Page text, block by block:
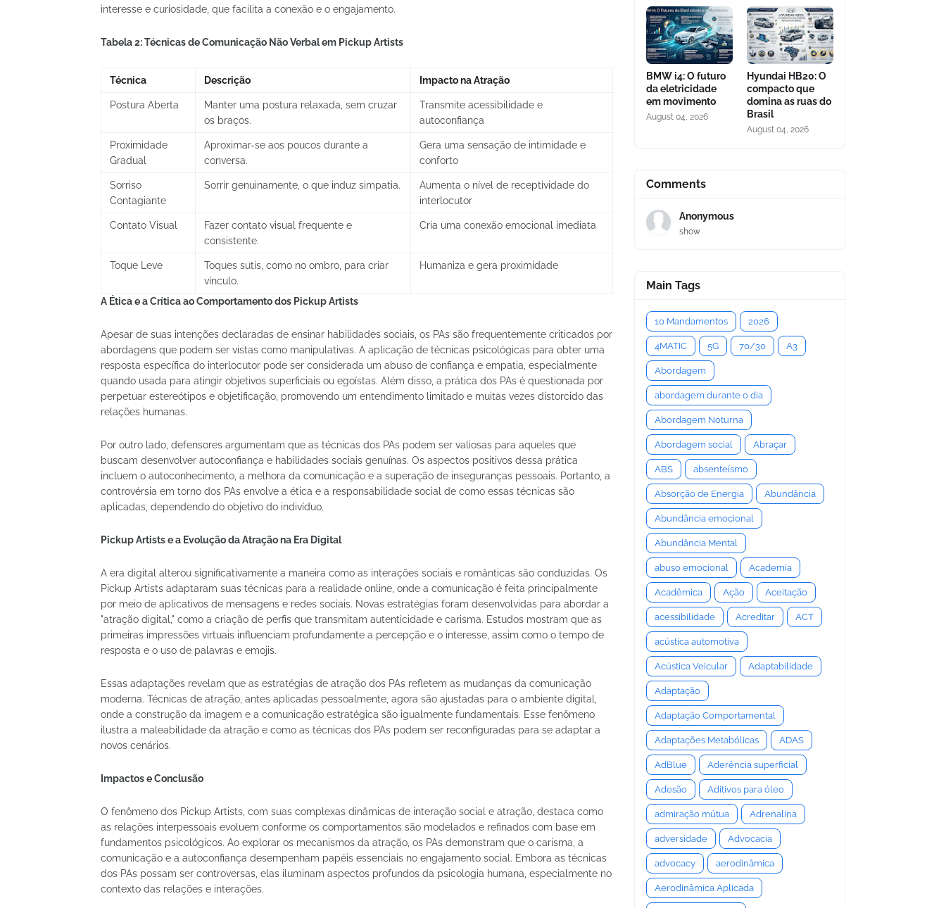
interesse e curiosidade, que facilita a conexão e o engajamento.
Tabela 2: Técnicas de Comunicação Não Verbal em Pickup Artists
Técnica Descrição Impacto na Atração
Postura Aberta
Manter uma postura relaxada, sem cruzar
os braços.
Transmite acessibilidade e
autoconfiança
Proximidade
Gradual
Aproximar-se aos poucos durante a
conversa.
Gera uma sensação de intimidade e
conforto
Sorriso
Contagiante
Sorrir genuinamente, o que induz simpatia.
Aumenta o nível de receptividade do
interlocutor
Contato Visual
Fazer contato visual frequente e
consistente.
Cria uma conexão emocional imediata
Toque Leve
Toques sutis, como no ombro, para criar
vínculo.
Humaniza e gera proximidade
A Ética e a Crítica ao Comportamento dos Pickup Artists
Apesar de suas intenções declaradas de ensinar habilidades sociais, os PAs são frequentemente criticados por
abordagens que podem ser vistas como manipulativas. A aplicação de técnicas psicológicas para obter uma
resposta específica do interlocutor pode ser considerada um abuso de confiança e empatia, especialmente
quando usada para atingir objetivos superficiais ou egoístas. Além disso, a prática dos PAs é questionada por
perpetuar estereótipos e objetificação, promovendo um entendimento limitado e muitas vezes distorcido das
relações humanas.
Por outro lado, defensores argumentam que as técnicas dos PAs podem ser valiosas para aqueles que
buscam desenvolver autoconfiança e habilidades sociais genuínas. Os aspectos positivos dessa prática
incluem o autoconhecimento, a melhora da comunicação e a superação de inseguranças pessoais. Portanto, a
controvérsia em torno dos PAs envolve a ética e a responsabilidade social de como essas técnicas são
aplicadas, dependendo do objetivo do indivíduo.
Pickup Artists e a Evolução da Atração na Era Digital
A era digital alterou significativamente a maneira como as interações sociais e românticas são conduzidas. Os
Pickup Artists adaptaram suas técnicas para a realidade online, onde a comunicação é feita principalmente
por meio de aplicativos de mensagens e redes sociais. Novas estratégias foram desenvolvidas para abordar a
"atração digital," como a criação de perfis que transmitam autenticidade e carisma. Estudos mostram que as
primeiras impressões virtuais influenciam profundamente a percepção e o interesse, assim como o tempo de
resposta e o uso de palavras e emojis.
Essas adaptações revelam que as estratégias de atração dos PAs refletem as mudanças da comunicação
moderna. Técnicas de atração, antes aplicadas pessoalmente, agora são ajustadas para o ambiente digital,
onde a construção da imagem e a comunicação estratégica são igualmente fundamentais. Esse fenômeno
ilustra a maleabilidade da atração e como as técnicas dos PAs podem ser reconfiguradas para se adaptar a
novos cenários.
Impactos e Conclusão
O fenômeno dos Pickup Artists, com suas complexas dinâmicas de interação social e atração, destaca como
as relações interpessoais evoluem conforme os comportamentos são modelados e refinados com base em
fundamentos psicológicos. Ao explorar os mecanismos da atração, os PAs demonstram que o carisma, a
comunicação e a autoconfiança desempenham papéis essenciais no engajamento social. Embora as técnicas
dos PAs possam ser controversas, elas iluminam aspectos profundos da psicologia humana, especialmente no
contexto das relações e interações.
BMW i4: O futuro
da eletricidade
em movimento
August 04, 2026
Hyundai HB20: O
compacto que
domina as ruas do
Brasil
August 04, 2026
Comments
Anonymous
show
Main Tags
10 Mandamentos 2026
4MATIC 5G 70/30 A3
Abordagem
abordagem durante o dia
Abordagem Noturna
Abordagem social Abraçar
ABS absenteísmo
Absorção de Energia Abundância
Abundância emocional
Abundância Mental
abuso emocional Academia
Acadêmica Ação Aceitação
acessibilidade Acreditar ACT
acústica automotiva
Acústica Veicular Adaptabilidade
Adaptação
Adaptação Comportamental
Adaptações Metabólicas ADAS
AdBlue Aderência superficial
Adesão Aditivos para óleo
admiração mútua Adrenalina
adversidade Advocacia
advocacy aerodinâmica
Aerodinâmica Aplicada